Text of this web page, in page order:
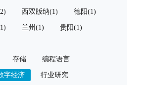
西双版纳(1) 德阳(1)
兰州(1) 贵阳(1)
存储 编程语言
字经济 行业研究